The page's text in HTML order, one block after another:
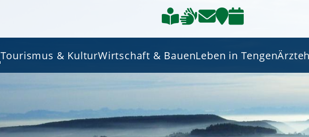
Tourismus & KulturWirtschaft & BauenLeben in Tengen